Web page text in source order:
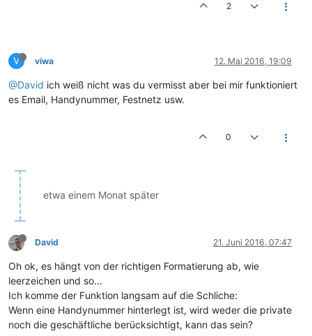
2
V viwa 12. Mai 2016, 19:09
@David ich weiß nicht was du vermisst aber bei mir funktioniert
es Email, Handynummer, Festnetz usw.
0
etwa einem Monat später
David 21. Juni 2016, 07:47
Oh ok, es hängt von der richtigen Formatierung ab, wie
leerzeichen und so...
Ich komme der Funktion langsam auf die Schliche:
Wenn eine Handynummer hinterlegt ist, wird weder die private
noch die geschäftliche berücksichtigt, kann das sein?